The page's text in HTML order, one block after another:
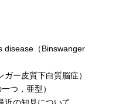
disease（Binswanger
ー皮質下白質脳症）
つ，亜型）
近の知見について